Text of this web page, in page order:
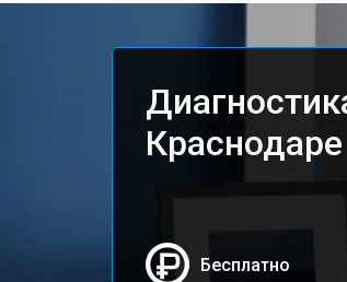
Краснодаре
Бесплатно